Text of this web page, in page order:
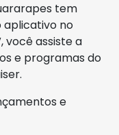
tem
aplicativo no
você assiste a
e programas do
e